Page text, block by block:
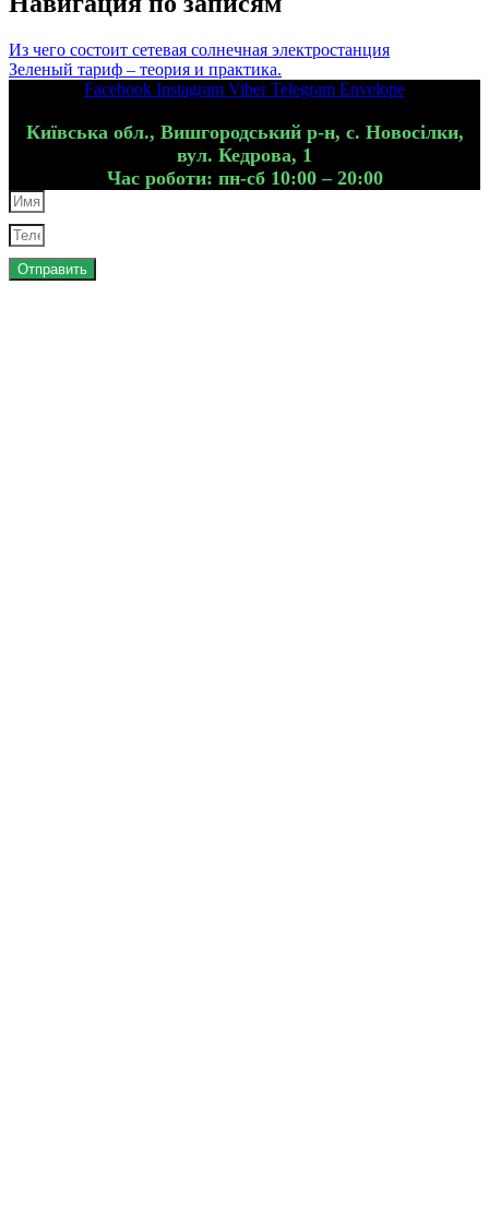
Из чего состоит сетевая солнечная электростанция
Зеленый тариф – теория и практика.
Facebook Instagram Viber Telegram Envelope
Київська обл., Вишгородський р-н, с. Новосілки,
вул. Кедрова, 1
Час роботи: пн-сб 10:00 – 20:00
Отправить